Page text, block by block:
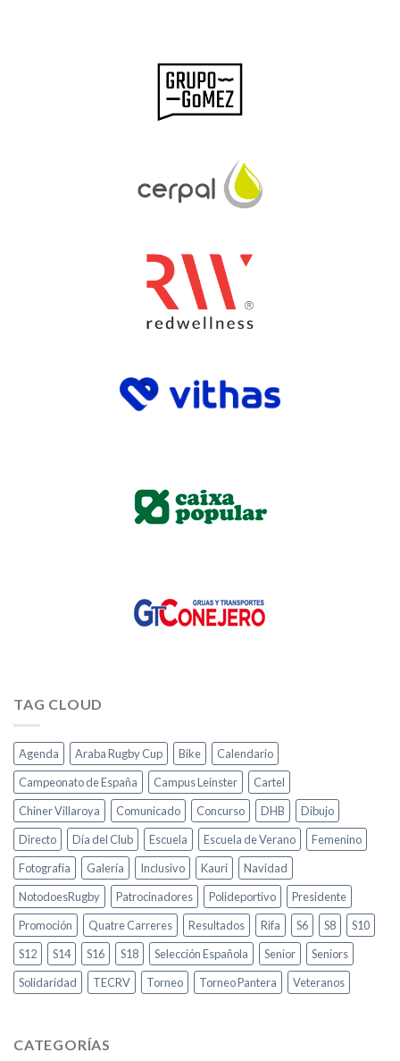
TAG CLOUD
Agenda Araba Rugby Cup Bike
Calendario
Campeonato de España
Campus Leinster
Cartel
Chiner Villaroya
Comunicado Concurso DHB
Dibujo
Directo
Día del Club Escuela Escuela de Verano
Femenino
Fotografía
Galería Inclusivo Kauri
Navidad
NotodoesRugby
Patrocinadores Polideportivo
Presidente
Promoción
Quatre Carreres Resultados Rifa S6 S8
S10
S12
S14 S16 S18 Selección Española Senior
Seniors
Solidaridad
TECRV Torneo Torneo Pantera Veteranos
CATEGORÍAS